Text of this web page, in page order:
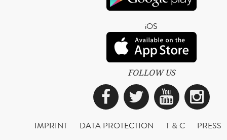
iOS
FOLLOW US
Facebook
Twitter
IMPRINT DATA PROTECTION T & C
PRESS